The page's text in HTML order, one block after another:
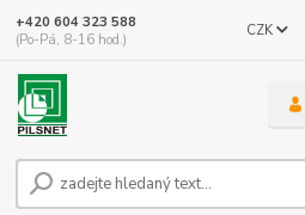
CZK
+420 604 323 588
(Po-Pá, 8-16 hod.)